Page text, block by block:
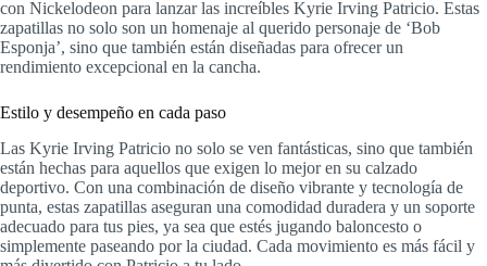
con Nickelodeon para lanzar las increíbles Kyrie Irving Patricio. Estas
zapatillas no solo son un homenaje al querido personaje de ‘Bob
Esponja’, sino que también están diseñadas para ofrecer un
rendimiento excepcional en la cancha.
Estilo y desempeño en cada paso
Las Kyrie Irving Patricio no solo se ven fantásticas, sino que también
están hechas para aquellos que exigen lo mejor en su calzado
deportivo. Con una combinación de diseño vibrante y tecnología de
punta, estas zapatillas aseguran una comodidad duradera y un soporte
adecuado para tus pies, ya sea que estés jugando baloncesto o
simplemente paseando por la ciudad. Cada movimiento es más fácil y